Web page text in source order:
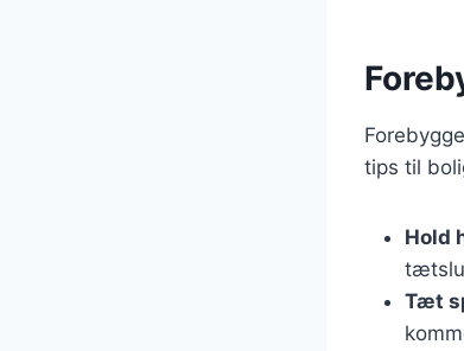
tips til
Hold
Tæt